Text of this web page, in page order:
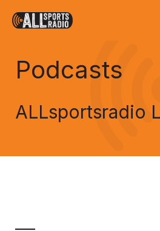
Podcasts
ALLsportsradio